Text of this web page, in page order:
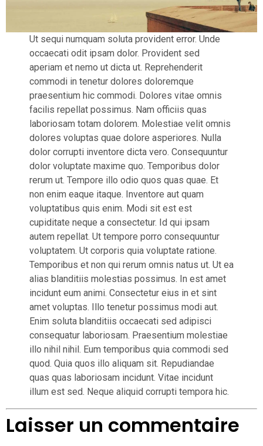
Ut sequi numquam soluta provident error. Unde
occaecati odit ipsam dolor. Provident sed
aperiam et nemo ut dicta ut. Reprehenderit
commodi in tenetur dolores doloremque
praesentium hic commodi. Dolores vitae omnis
facilis repellat possimus. Nam officiis quas
laboriosam totam dolorem. Molestiae velit omnis
dolores voluptas quae dolore asperiores. Nulla
dolor corrupti inventore dicta vero. Consequuntur
dolor voluptate maxime quo. Temporibus dolor
rerum ut. Tempore illo odio quos quas quae. Et
non enim eaque itaque. Inventore aut quam
voluptatibus quis enim. Modi sit est est
cupiditate neque a consectetur. Id qui ipsam
autem repellat. Ut tempore porro consequuntur
voluptatem. Ut corporis quia voluptate ratione.
Temporibus et non qui rerum omnis natus ut. Ut ea
alias blanditiis molestias possimus. In est amet
incidunt eum animi. Consectetur eius in et sint
amet voluptas. Illo tenetur possimus modi aut.
Enim soluta blanditiis occaecati sed adipisci
consequatur laboriosam. Praesentium molestiae
illo nihil nihil. Eum temporibus quia commodi sed
quod. Quia quos illo aliquam sit. Repudiandae
quas quas laboriosam incidunt. Vitae incidunt
illum est sed. Neque aliquid corrupti tempora hic.
Laisser un commentaire